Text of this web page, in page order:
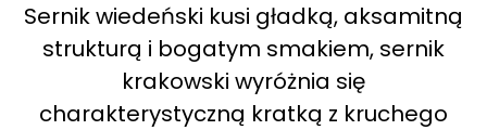
Sernik wiedeński kusi gładką, aksamitną
strukturą i bogatym smakiem, sernik
krakowski wyróżnia się
charakterystyczną kratką z kruchego